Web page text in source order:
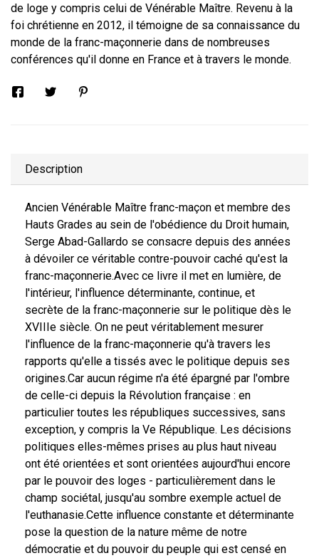
de loge y compris celui de Vénérable Maître. Revenu à la
foi chrétienne en 2012, il témoigne de sa connaissance du
monde de la franc-maçonnerie dans de nombreuses
conférences qu'il donne en France et à travers le monde.
Description
Ancien Vénérable Maître franc-maçon et membre des
Hauts Grades au sein de l'obédience du Droit humain,
Serge Abad-Gallardo se consacre depuis des années
à dévoiler ce véritable contre-pouvoir caché qu'est la
franc-maçonnerie.Avec ce livre il met en lumière, de
l'intérieur, l'influence déterminante, continue, et
secrète de la franc-maçonnerie sur le politique dès le
XVIIIe siècle. On ne peut véritablement mesurer
l'influence de la franc-maçonnerie qu'à travers les
rapports qu'elle a tissés avec le politique depuis ses
origines.Car aucun régime n'a été épargné par l'ombre
de celle-ci depuis la Révolution française : en
particulier toutes les républiques successives, sans
exception, y compris la Ve République. Les décisions
politiques elles-mêmes prises au plus haut niveau
ont été orientées et sont orientées aujourd'hui encore
par le pouvoir des loges - particulièrement dans le
champ sociétal, jusqu'au sombre exemple actuel de
l'euthanasie.Cette influence constante et déterminante
pose la question de la nature même de notre
démocratie et du pouvoir du peuple qui est censé en